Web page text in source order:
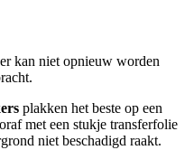
kan niet opnieuw worden
plakken het beste op een
met een stukje transferfolie
niet beschadigd raakt.